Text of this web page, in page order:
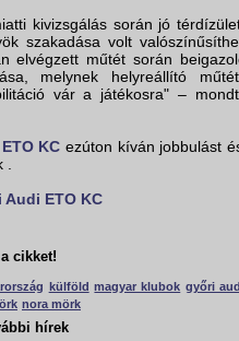
kivizsgálás során jó
szakadása volt
elvégzett műtét során
melynek helyreállító
vár a játékosra" –
KC ezúton kíván jobbulást
Audi ETO KC
cikket!
külföld magyar klubok győri
nora mörk
hírek